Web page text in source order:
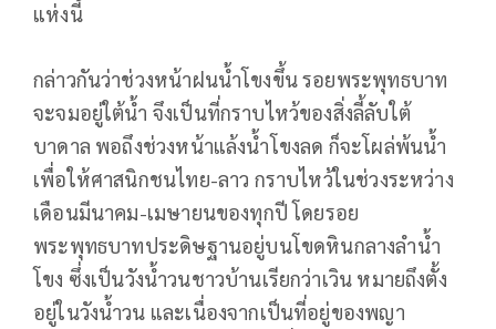
แห่งนี้
กล่าวกันว่าช่วงหน้าฝนน้ำโขงขึ้น รอยพระพุทธบาท
จะจมอยู่ใต้น้ำ จึงเป็นที่กราบไหว้ของสิ่งลี้ลับใต้
บาดาล พอถึงช่วงหน้าแล้งน้ำโขงลด ก็จะโผล่พ้นน้ำ
เพื่อให้ศาสนิกชนไทย-ลาว กราบไหว้ในช่วงระหว่าง
เดือนมีนาคม-เมษายนของทุกปี โดยรอย
พระพุทธบาทประดิษฐานอยู่บนโขดหินกลางลำน้ำ
โขง ซึ่งเป็นวังน้ำวนชาวบ้านเรียกว่าเวิน หมายถึงตั้ง
อยู่ในวังน้ำวน และเนื่องจากเป็นที่อยู่ของพญา